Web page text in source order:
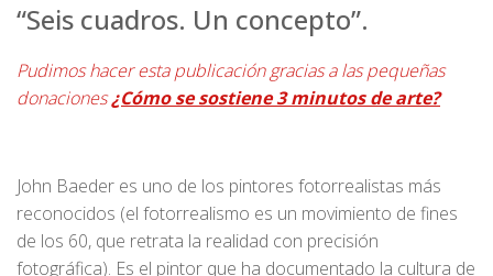
“Seis cuadros. Un concepto”.
Pudimos hacer esta publicación gracias a las pequeñas
donaciones¿Cómo se sostiene 3 minutos de arte?
John Baeder es uno de los pintores fotorrealistas más
reconocidos (el fotorrealismo es un movimiento de fines
de los 60, que retrata la realidad con precisión
fotográfica). Es el pintor que ha documentado la cultura de